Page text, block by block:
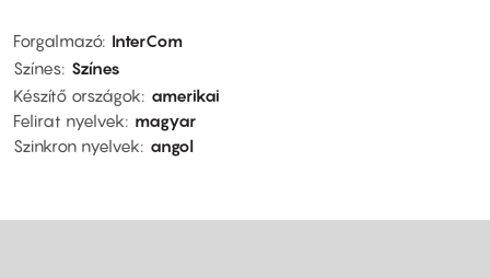
Forgalmazó InterCom
Színes Színes
Készítő országok
amerikai
Felirat nyelvek
magyar
Szinkron nyelvek
angol